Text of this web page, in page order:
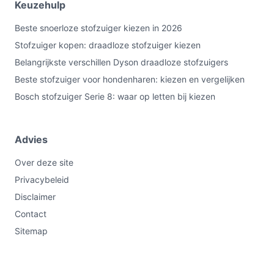
bestedraadlozestofzuiger.nl voordat je kiest.
Keuzehulp
Beste snoerloze stofzuiger kiezen in 2026
Stofzuiger kopen: draadloze stofzuiger kiezen
Belangrijkste verschillen Dyson draadloze stofzuigers
Beste stofzuiger voor hondenharen: kiezen en vergelijken
Bosch stofzuiger Serie 8: waar op letten bij kiezen
Advies
Over deze site
Privacybeleid
Disclaimer
Contact
Sitemap